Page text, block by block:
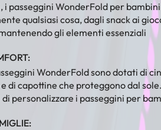
passeggini WonderFold per bambini
qualsiasi cosa, dagli snack ai
gli elementi essenziali
WonderFold sono dotati di
di capottine che proteggono dal
personalizzare i passeggini per